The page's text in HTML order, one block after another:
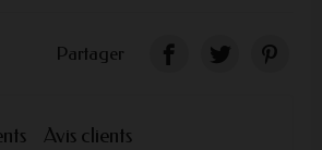
Partager
Avis clients